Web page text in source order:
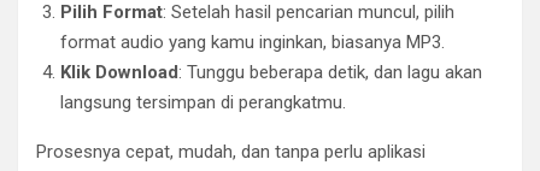
Pilih Format: Setelah hasil pencarian muncul, pilih
format audio yang kamu inginkan, biasanya MP3.
Klik Download: Tunggu beberapa detik, dan lagu akan
langsung tersimpan di perangkatmu.
Prosesnya cepat, mudah, dan tanpa perlu aplikasi